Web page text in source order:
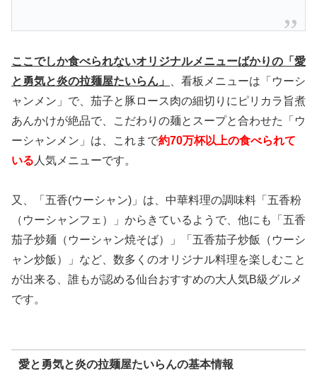
ここでしか食べられないオリジナルメニューばかりの「愛
と勇気と炎の拉麺屋たいらん」
、看板メニューは「ウーシ
ャンメン」で、茄子と豚ロース肉の細切りにピリカラ旨煮
あんかけが絶品で、こだわりの麺とスープと合わせた「ウ
ーシャンメン」は、これまで約70万杯以上の食べられて
いる 人気メニューです。
又、「五香(ウーシャン)」は、中華料理の調味料「五香粉
（ウーシャンフェ）」からきているようで、他にも「五香
茄子炒麺（ウーシャン焼そば）」「五香茄子炒飯（ウーシ
ャン炒飯）」など、数多くのオリジナル料理を楽しむこと
が出来る、誰もが認める仙台おすすめの大人気B級グルメ
です。
愛と勇気と炎の拉麺屋たいらんの基本情報